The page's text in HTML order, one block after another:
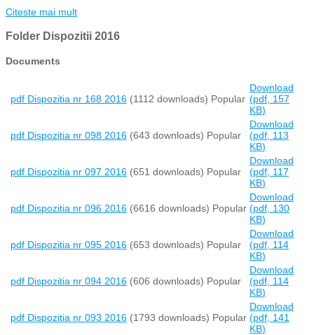
Citeste mai mult
Folder Dispozitii 2016
Documents
pdf Dispozitia nr 168 2016 (1112 downloads) Popular
Download
(pdf, 157
KB)
pdf Dispozitia nr 098 2016 (643 downloads) Popular
Download
(pdf, 113
KB)
pdf Dispozitia nr 097 2016 (651 downloads) Popular
Download
(pdf, 117
KB)
pdf Dispozitia nr 096 2016 (6616 downloads) Popular
Download
(pdf, 130
KB)
pdf Dispozitia nr 095 2016 (653 downloads) Popular
Download
(pdf, 114
KB)
pdf Dispozitia nr 094 2016 (606 downloads) Popular
Download
(pdf, 114
KB)
pdf Dispozitia nr 093 2016 (1793 downloads) Popular
Download
(pdf, 141
KB)